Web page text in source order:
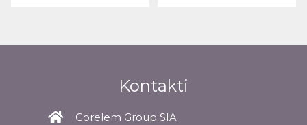
Kontakti
Corelem Group SIA